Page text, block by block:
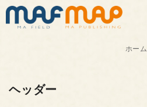
ホーム
ヘッダー